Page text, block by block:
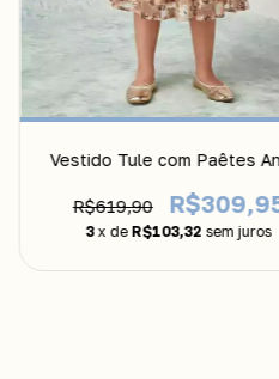
Vestido Tule com Paêtes
R$619,90
3 x de R$103,32 sem juros